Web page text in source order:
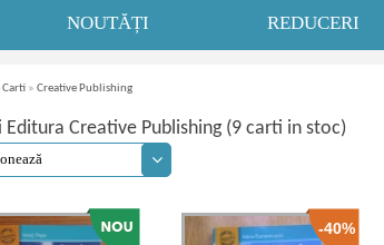
NOUTĂȚI REDUCERI
» Creative Publishing
Editura Creative Publishing (9 carti in stoc)
-40%